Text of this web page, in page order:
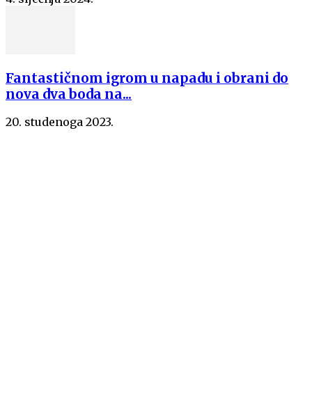
Fantastičnom igrom u napadu i obrani do
nova dva boda na...
20. studenoga 2023.